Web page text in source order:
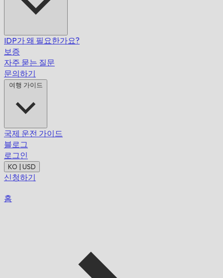
IDP가 왜 필요한가요?
보증
자주 묻는 질문
문의하기
여행 가이드
국제 운전 가이드
블로그
로그인
KO | USD
신청하기
홈